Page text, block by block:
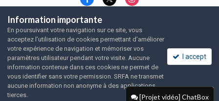
[Projet vidéo] ChatBox
Langue Thème
Politique de confidentialité
Nous contacter
Nous contacter
SRFA, l'association des amoureux du rat domestique
Powered by Invision Community
Information importante
En poursuivant votre navigation sur ce site, vous
acceptez l’utilisation de cookies permettant d'améliorer
votre expérience de navigation et mémoriser vos
paramètres utilisateur pendant votre visite. Aucune
information contenue dans ces cookies ne permet de
vous identifier sans votre permission. SRFA ne transmet
aucune information non anonyme à des applications
tierces.
I accept